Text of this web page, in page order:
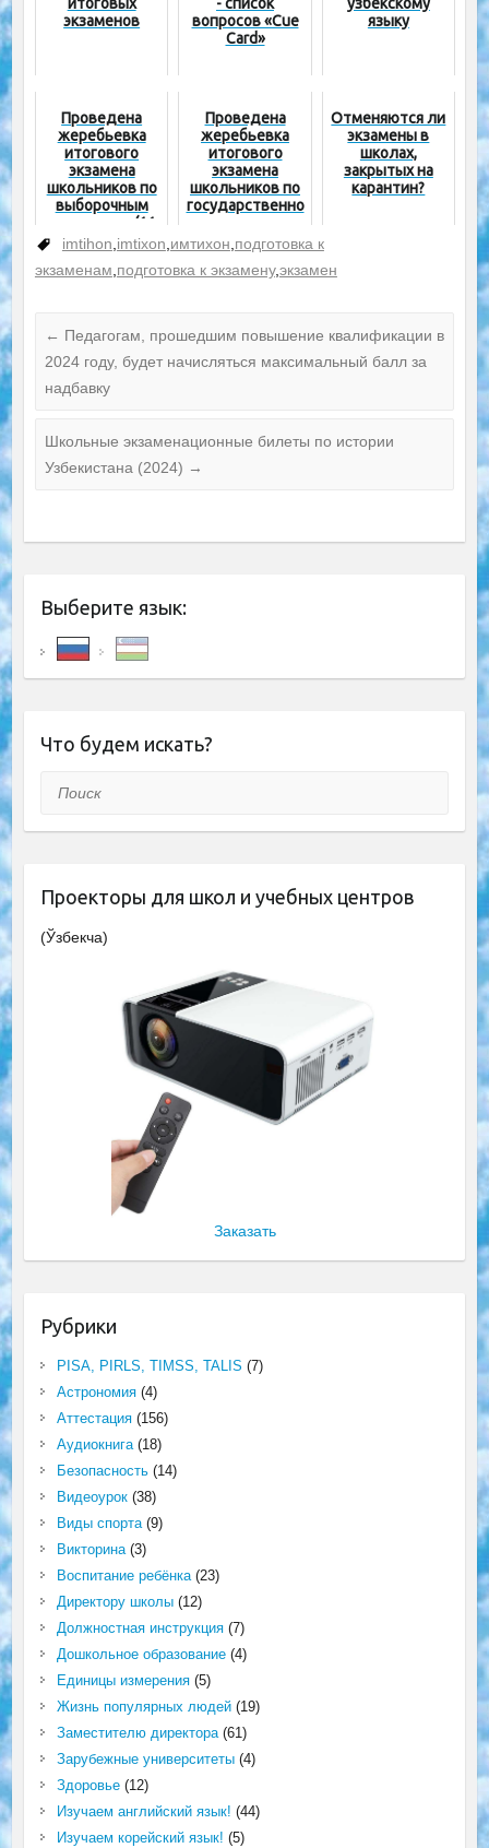
экзаменов
вопросов «Cue
Card»
языку
Проведена
жеребьевка
итогового
экзамена
школьников по
выборочным
предметам (11
класс)
Проведена
жеребьевка
итогового
экзамена
школьников по
государственно
Отменяются ли
экзамены в
школах,
закрытых на
карантин?
imtihon imtixon имтихон подготовка к
экзаменам подготовка к экзамену,экзамен
← Педагогам, прошедшим повышение квалификации в
2024 году, будет начисляться максимальный балл за
надбавку
Школьные экзаменационные билеты по истории
Узбекистана (2024) →
Выберите язык:
Что будем искать?
Поиск
Проекторы для школ и учебных центров
(Ўзбекча)
Заказать
Рубрики
PISA, PIRLS, TIMSS, TALIS (7)
Астрономия(4)
Аттестация(156)
Аудиокнига(18)
Безопасность(14)
Видеоурок(38)
Виды спорта(9)
Викторина(3)
Воспитание ребёнка(23)
Директору школы(12)
Должностная инструкция(7)
Дошкольное образование(4)
Единицы измерения(5)
Жизнь популярных людей(19)
Заместителю директора(61)
Зарубежные университеты(4)
Здоровье(12)
Изучаем английский язык! (44)
Изучаем корейский язык! (5)